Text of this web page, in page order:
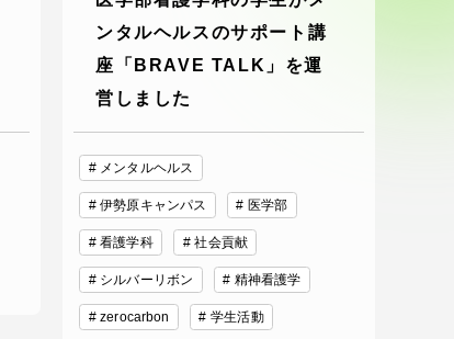
ンタルヘルスのサポート講
座「BRAVE TALK」を運
営しました
メンタルヘルス
伊勢原キャンパス 医学部
看護学科 社会貢献
シルバーリボン 精神看護学
zerocarbon 学生活動